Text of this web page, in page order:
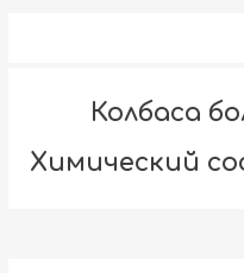
Колбаса
Химический